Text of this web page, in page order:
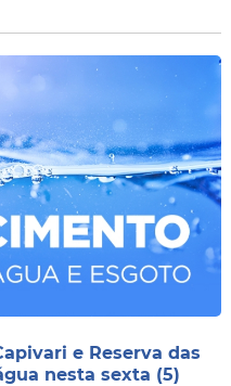
e Reserva das
nesta sexta (5)